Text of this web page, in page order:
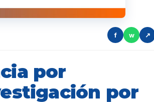
f w ↗
por
por